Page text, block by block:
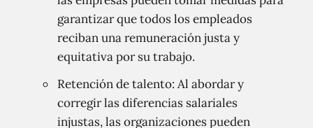
garantizar que todos los empleados
reciban una remuneración justa y
equitativa por su trabajo.
Retención de talento: Al abordar y
corregir las diferencias salariales
injustas, las organizaciones pueden